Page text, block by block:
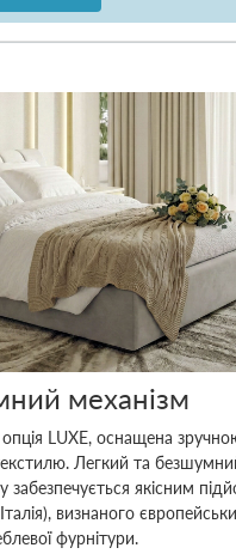
механізм
LUXE, оснащена
Легкий та
якісним
визнаного
фурнітури.